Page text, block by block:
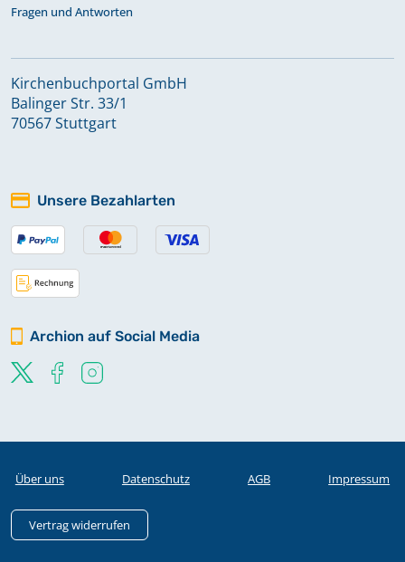
Fragen und Antworten
Kirchenbuchportal GmbH
Balinger Str. 33/1
70567 Stuttgart
Unsere Bezahlarten
Archion auf Social Media
Über uns Datenschutz AGB Impressum
Vertrag widerrufen